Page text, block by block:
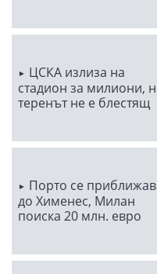
ЦСКА излиза на
стадион за милиони,
теренът не е блестящ
Порто се
до Хименес, Милан
поиска 20 млн. евро